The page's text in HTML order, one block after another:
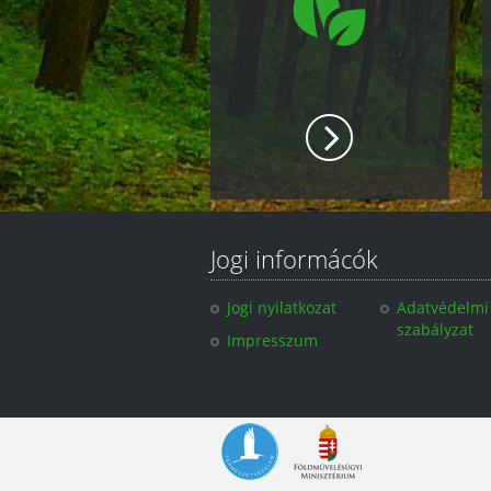
Jogi informácók
Jogi nyilatkozat
Adatvédelmi
szabályzat
Impresszum